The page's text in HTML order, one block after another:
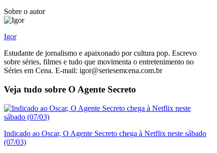
Sobre o autor
Igor
Estudante de jornalismo e apaixonado por cultura pop. Escrevo
sobre séries, filmes e tudo que movimenta o entretenimento no
Séries em Cena. E-mail: igor@seriesemcena.com.br
Veja tudo sobre O Agente Secreto
Indicado ao Oscar, O Agente Secreto chega à Netflix neste sábado
(07/03)